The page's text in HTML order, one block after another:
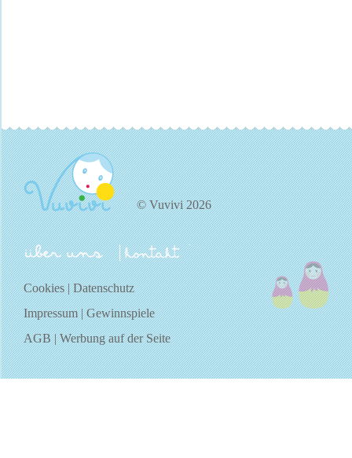
© Vuvivi 2026
über uns kontakt
Cookies|Datenschutz
Impressum|Gewinnspiele
AGB|Werbung auf der Seite